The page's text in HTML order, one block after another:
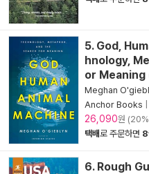
5. God,
hnology,
or
Meghan
Anchor Books
26,090원
택배로 주문하면 8
6. Rough